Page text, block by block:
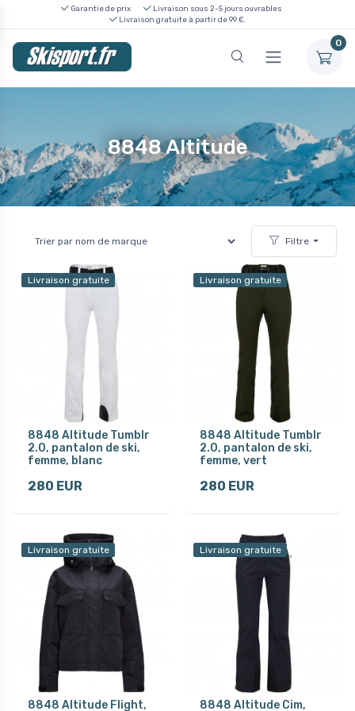
Garantie de prix
Livraison sous 2-5 jours ouvrables
Livraison gratuite à partir de 99 €.
0
8848 Altitude
Filtre
Livraison gratuite
8848 Altitude Tumblr
2.0, pantalon de ski,
femme, blanc
280 EUR
Livraison gratuite
8848 Altitude Tumblr
2.0, pantalon de ski,
femme, vert
280 EUR
Livraison gratuite
8848 Altitude Flight,
Livraison gratuite
8848 Altitude Cim,